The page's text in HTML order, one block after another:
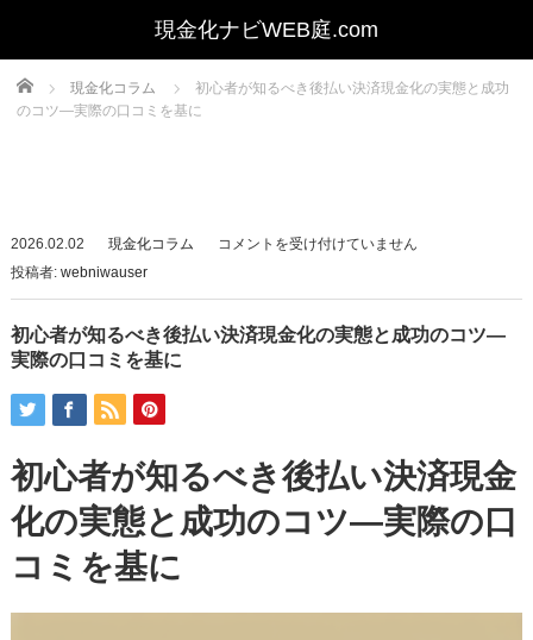
Home 現金化コラム
初心者が知るべき後払い決済現金化の実態と成功
のコツ—実際の口コミを基に
2026.02.02 現金化コラム
初
者
が
後
い
現
コメントを受け付けていません
投稿者: webniwauser
初心者が知るべき後払い決済現金化の実態と成功のコツ—
実際の口コミを基に
初心者が知るべき後払い決済現金
化の実態と成功のコツ—実際の口
コミを基に